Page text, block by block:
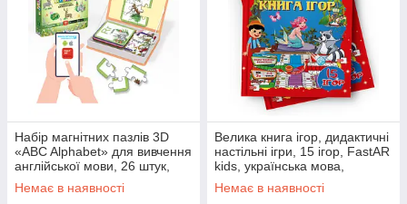
Набір магнітних пазлів 3D
«ABC Alphabet» для вивчення
англійської мови, 26 штук,
FastAR kids, доповнена
реальність, звук, 27*19см
Немає в наявності
Велика книга ігор, дидактичні
настільні ігри, 15 ігор, FastAR
kids, українська мова,
30*21см (237479)
Немає в наявності